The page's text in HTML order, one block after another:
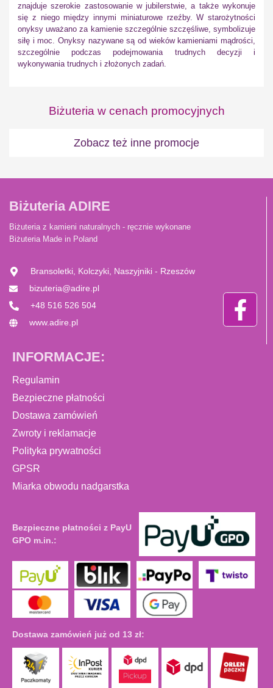
znajduje szerokie zastosowanie w jubilerstwie, a także wykonuje
się z niego między innymi miniaturowe rzeźby. W starożytności
onyksy uważano za kamienie szczególnie szczęśliwe, symbolizuje
siłę i moc. Onyksy nazywane są od wieków kamieniami mądrości,
szczególnie podczas podejmowania trudnych decyzji i
wykonywania trudnych i złożonych zadań.
Biżuteria w cenach promocyjnych
Zobacz też inne promocje
Biżuteria ADIRE
Biżuteria z kamieni naturalnych - ręcznie wykonane
Biżuteria Made in Poland
Bransoletki, Kolczyki, Naszyjniki - Rzeszów
bizuteria@adire.pl
+48 516 526 504
www.adire.pl
INFORMACJE:
Regulamin
Bezpieczne płatności
Dostawa zamówień
Zwroty i reklamacje
Polityka prywatności
GPSR
Miarka obwodu nadgarstka
Bezpieczne płatności z PayU
GPO m.in.:
Dostawa zamówień już od 13 zł: